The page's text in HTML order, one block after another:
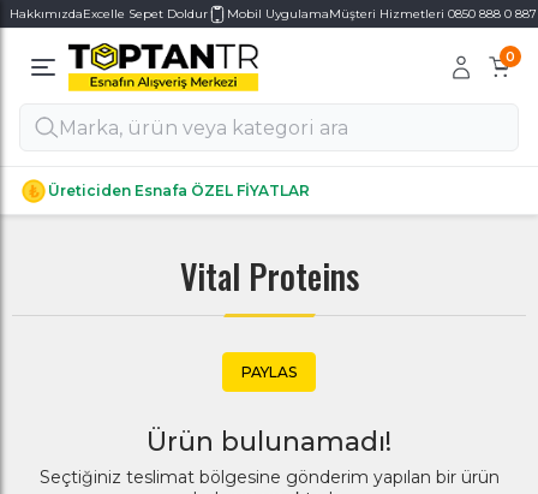
HakkımızdaExcelle Sepet Doldur Mobil UygulamaMüşteri Hizmetleri 0850 888 0 887
0
Üreticiden Esnafa ÖZEL FİYATLAR
Alt Kategoriler
Alt Kategoriler
Vital Proteins
PAYLAS
Ürün bulunamadı!
Seçtiğiniz teslimat bölgesine gönderim yapılan bir ürün